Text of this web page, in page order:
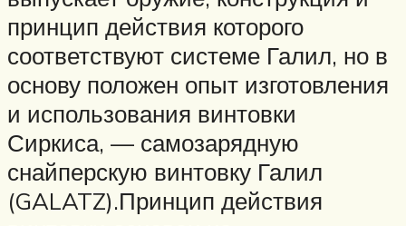
принцип действия которого
соответствуют системе Галил, но в
основу положен опыт изготовления
и использования винтовки
Сиркиса, — самозарядную
снайперскую винтовку Галил
(GALATZ).Принцип действия